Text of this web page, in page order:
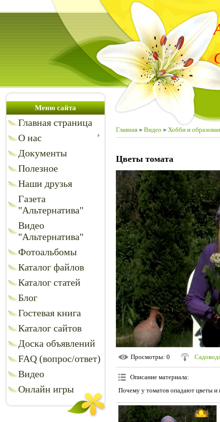
Меню сайта
Главная страница
О нас
Документы
Полезное
Наши друзья
Газета
"Альтернатива"
Видео
"Альтернатива"
Фотоальбомы
Каталог файлов
Каталог статей
Блог
Гостевая книга
Каталог сайтов
Доска объявлений
FAQ (вопрос/ответ)
Видео
Онлайн игры
Главная » Видео » Хобби и
Цветы томата
Просмотры: 0
Описание материала:
Почему у томатов опадают цветы и